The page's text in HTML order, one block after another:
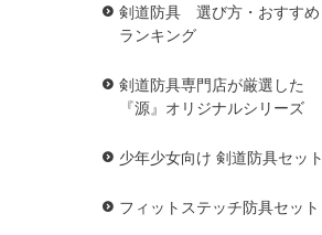
剣道防具 選び方・おすすめ
ランキング
剣道防具専門店が厳選した
『源』オリジナルシリーズ
少年少女向け 剣道防具セット
フィットステッチ防具セット